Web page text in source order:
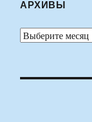
АРХИВЫ
Архивы